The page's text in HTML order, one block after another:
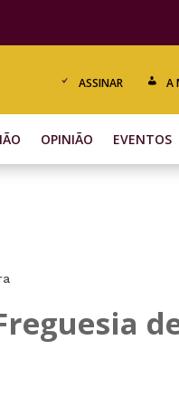
ASSINAR A
OPINIÃO EVENTOS